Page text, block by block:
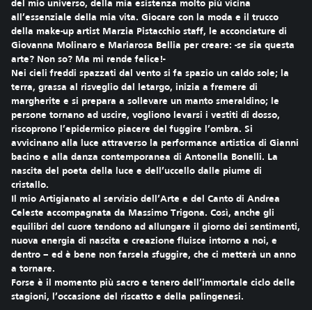
del mio universo, della mia esistenza molto più vicina
all’essenziale della mia vita. Giocare con la moda e il trucco
della make-up artist Marzia Pistacchio staff, le acconciature di
Giovanna Molinaro e Mariarosa Bellia per creare: -se sia questa
arte? Non so? Ma mi rende felice!-
Nei cieli freddi spazzati dal vento si fa spazio un caldo sole; la
terra, grassa al risveglio dal letargo, inizia a fremere di
margherite e si prepara a sollevare un manto smeraldino; le
persone tornano ad uscire, vogliono levarsi i vestiti di dosso,
riscoprono l’epidermico piacere del fuggire l’ombra. Si
avvicinano alla luce attraverso la performance artistica di Gianni
bacino e alla danza contemporanea di Antonella Bonelli. La
nascita del poeta della luce e dell’uccello dalle piume di
cristallo.
Il mio Artigianato al servizio dell’Arte e del Canto di Andrea
Celeste accompagnata da Massimo Trigona. Così, anche gli
equilibri del cuore tendono ad allungare il giorno dei sentimenti,
nuova energia di nascita e creazione fluisce intorno a noi, e
dentro – ed è bene non farsela sfuggire, che ci metterà un anno
a tornare.
Forse è il momento più sacro e tenero dell’immortale ciclo delle
stagioni, l’occasione del riscatto e della palingenesi.